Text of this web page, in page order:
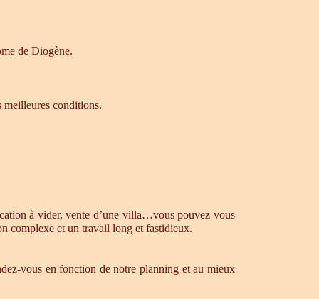
de Diogène.
meilleures conditions.
à vider, vente d’une villa…vous pouvez vous
complexe et un travail long et fastidieux.
vous en fonction de notre planning et au mieux